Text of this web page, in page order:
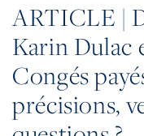
ARTICLE |
Karin Dulac
Congés
précisions,